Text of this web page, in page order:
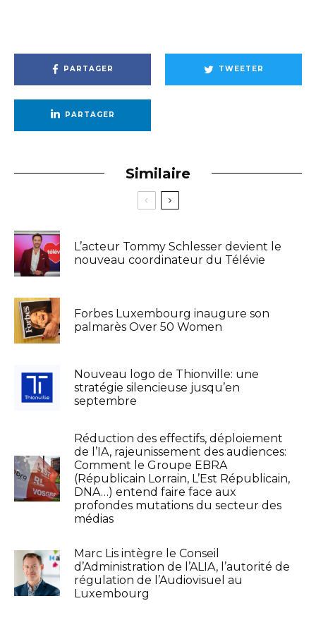
PARTAGER TWEETER
PARTAGER
Similaire
L’acteur Tommy Schlesser devient le
nouveau coordinateur du Télévie
Forbes Luxembourg inaugure son
palmarès Over 50 Women
Nouveau logo de Thionville: une
stratégie silencieuse jusqu’en
septembre
Réduction des effectifs, déploiement
de l’IA, rajeunissement des audiences:
Comment le Groupe EBRA
(Républicain Lorrain, L’Est Républicain,
DNA…) entend faire face aux
profondes mutations du secteur des
médias
Marc Lis intègre le Conseil
d’Administration de l’ALIA, l’autorité de
régulation de l’Audiovisuel au
Luxembourg